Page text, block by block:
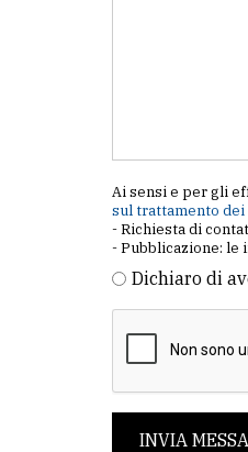
Ai sensi e per gli
sul trattamento
- Richiesta di
- Pubblicazione: le
Dichiaro di
INVIA